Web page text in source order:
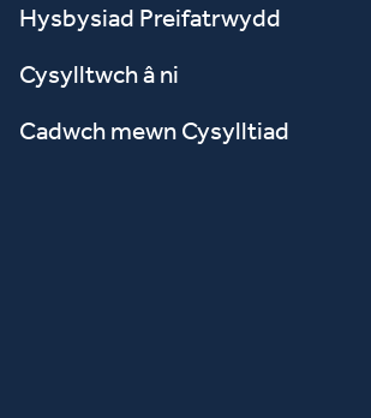
Hysbysiad Preifatrwydd
Cysylltwch â ni
Cadwch mewn Cysylltiad